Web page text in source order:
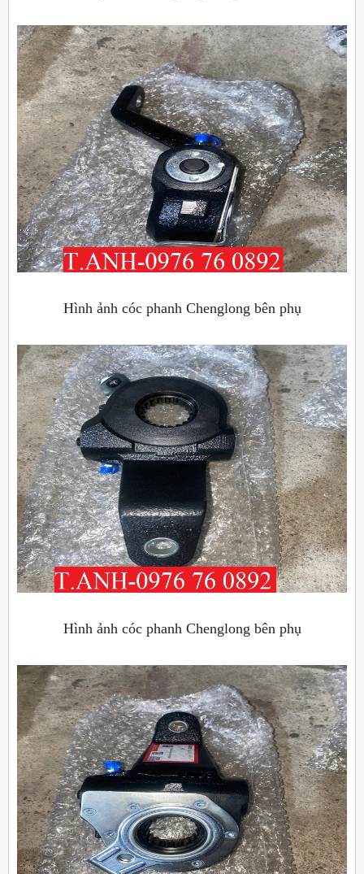
Hình ảnh cóc phanh Chenglong bên phụ
Hình ảnh cóc phanh Chenglong bên phụ